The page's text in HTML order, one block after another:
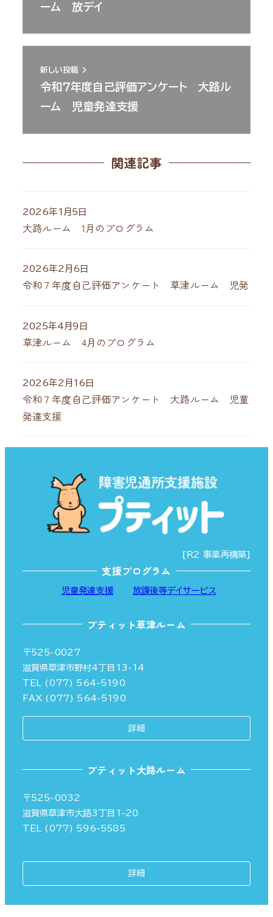
ーム 放デイ
新しい投稿
令和７年度自己評価アンケート 大路ル
ーム 児童発達支援
関連記事
大路ルーム 1月のプログラム
2026年1月5日
令和７年度自己評価アンケート 草津ルーム 児発
2026年2月6日
草津ルーム 4月のプログラム
2025年4月9日
令和７年度自己評価アンケート 大路ルーム 児童
発達支援
2026年2月16日
[R2 事業再構築]
支援プログラム
児童発達支援 放課後等デイサービス
プティット草津ルーム
〒525-0027
滋賀県草津市野村4丁目13-14
TEL (077) 564-5190
FAX (077) 564-5190
詳細
プティット大路ルーム
〒525-0032
滋賀県草津市大路3丁目1-20
TEL (077) 596-5585
詳細